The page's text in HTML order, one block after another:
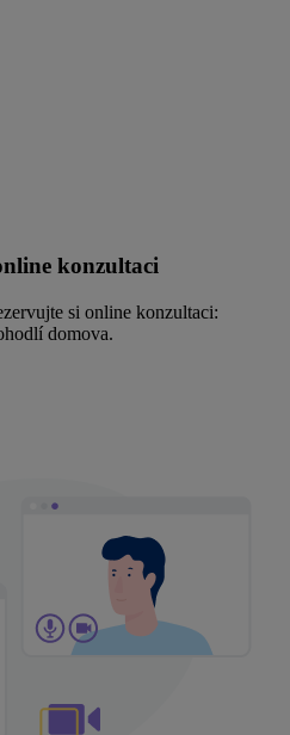
konzultaci
si online konzultaci:
domova.